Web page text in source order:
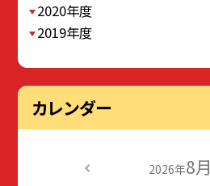
2020年度
2019年度
カレンダー
2026年8月